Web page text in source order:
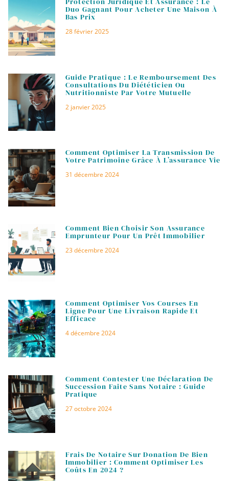
Duo Gagnant Pour Acheter Une Maison À
Bas Prix
28 février 2025
Guide Pratique : Le Remboursement Des
Consultations Du Diététicien Ou
Nutritionniste Par Votre Mutuelle
2 janvier 2025
Comment Optimiser La Transmission De
Votre Patrimoine Grâce À L’assurance Vie
31 décembre 2024
Comment Bien Choisir Son Assurance
Emprunteur Pour Un Prêt Immobilier
23 décembre 2024
Comment Optimiser Vos Courses En
Ligne Pour Une Livraison Rapide Et
Efficace
4 décembre 2024
Comment Contester Une Déclaration De
Succession Faite Sans Notaire : Guide
Pratique
27 octobre 2024
Frais De Notaire Sur Donation De Bien
Immobilier : Comment Optimiser Les
Coûts En 2024 ?